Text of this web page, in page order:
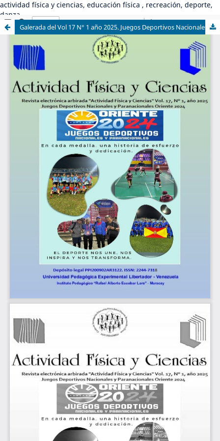
actividad física y ciencias, educación física , recreación, deporte,
danza
Galerada del Vol 17 N° 1 año 2025. Juegos Deportivos Nacionales y Paranacionales de Venezuela "Oriente 2024"